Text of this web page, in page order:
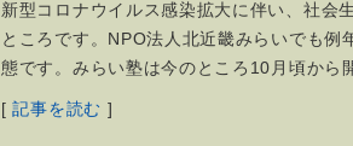
新型コロナウイルス感染拡大に伴い、社会
ところです。NPO法人北近畿みらいでも
態です。みらい塾は今のところ10月頃から
[記事を読む ]